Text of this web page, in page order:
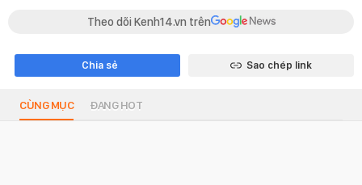
Theo dõi Kenh14.vn trên
Chia sẻ Sao chép link
CÙNG MỤC ĐANG HOT